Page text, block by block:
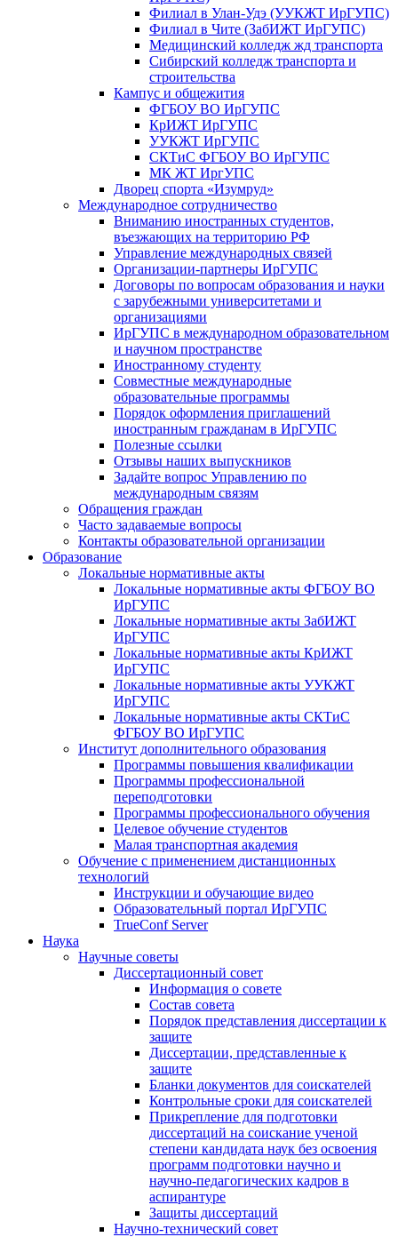
Филиал в Улан-Удэ (УУКЖТ ИрГУПС)
Филиал в Чите (ЗабИЖТ ИрГУПС)
Медицинский колледж жд транспорта
Сибирский колледж транспорта и
строительства
Кампус и общежития
ФГБОУ ВО ИрГУПС
КрИЖТ ИрГУПС
УУКЖТ ИрГУПС
СКТиС ФГБОУ ВО ИрГУПС
МК ЖТ ИргУПС
Дворец спорта «Изумруд»
Международное сотрудничество
Вниманию иностранных студентов,
въезжающих на территорию РФ
Управление международных связей
Организации-партнеры ИрГУПС
Договоры по вопросам образования и науки
с зарубежными университетами и
организациями
ИрГУПС в международном образовательном
и научном пространстве
Иностранному студенту
Совместные международные
образовательные программы
Порядок оформления приглашений
иностранным гражданам в ИрГУПС
Полезные ссылки
Отзывы наших выпускников
Задайте вопрос Управлению по
международным связям
Обращения граждан
Часто задаваемые вопросы
Контакты образовательной организации
Образование
Локальные нормативные акты
Локальные нормативные акты ФГБОУ ВО
ИрГУПС
Локальные нормативные акты ЗабИЖТ
ИрГУПС
Локальные нормативные акты КрИЖТ
ИрГУПС
Локальные нормативные акты УУКЖТ
ИрГУПС
Локальные нормативные акты СКТиС
ФГБОУ ВО ИрГУПС
Институт дополнительного образования
Программы повышения квалификации
Программы профессиональной
переподготовки
Программы профессионального обучения
Целевое обучение студентов
Малая транспортная академия
Обучение с применением дистанционных
технологий
Инструкции и обучающие видео
Образовательный портал ИрГУПС
TrueConf Server
Наука
Научные советы
Диссертационный совет
Информация о совете
Состав совета
Порядок представления диссертации к
защите
Диссертации, представленные к
защите
Бланки документов для соискателей
Контрольные сроки для соискателей
Прикрепление для подготовки
диссертаций на соискание ученой
степени кандидата наук без освоения
программ подготовки научно и
научно-педагогических кадров в
аспирантуре
Защиты диссертаций
Научно-технический совет